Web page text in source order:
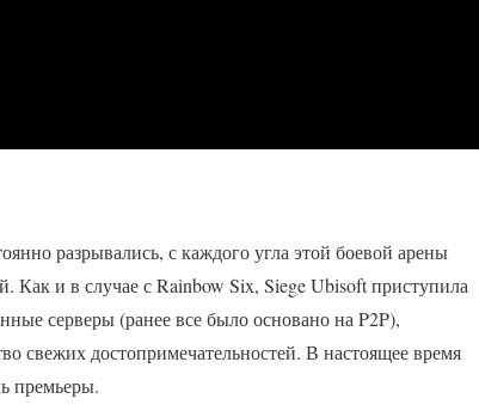
разрывались, с каждого угла этой боевой арены
и в случае с Rainbow Six, Siege Ubisoft приступила
серверы (ранее все было основано на P2P),
свежих достопримечательностей. В настоящее время
премьеры.